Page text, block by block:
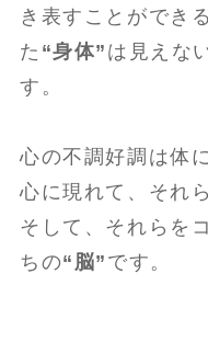
き表すことができ
た “身体” は見えな
す。
心の不調好調は体
心に現れて、それ
そして、それらを
ちの“脳” です。